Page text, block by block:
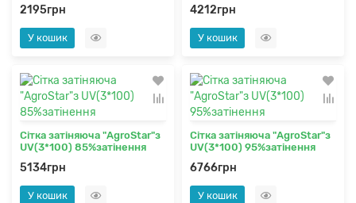
2195грн
У кошик
4212грн
У кошик
Сітка затіняюча "AgroStar"з
UV(3*100) 85%затінення
5134грн
У кошик
Сітка затіняюча "AgroStar"з
UV(3*100) 95%затінення
6766грн
У кошик